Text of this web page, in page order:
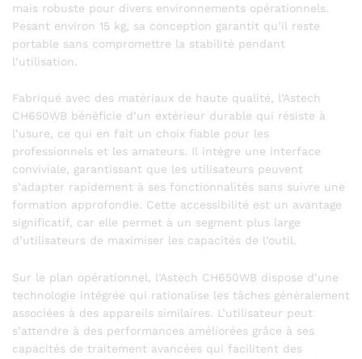
mais robuste pour divers environnements opérationnels.
Pesant environ 15 kg, sa conception garantit qu’il reste
portable sans compromettre la stabilité pendant
l’utilisation.
Fabriqué avec des matériaux de haute qualité, l’Astech
CH650WB bénéficie d’un extérieur durable qui résiste à
l’usure, ce qui en fait un choix fiable pour les
professionnels et les amateurs. Il intègre une interface
conviviale, garantissant que les utilisateurs peuvent
s’adapter rapidement à ses fonctionnalités sans suivre une
formation approfondie. Cette accessibilité est un avantage
significatif, car elle permet à un segment plus large
d’utilisateurs de maximiser les capacités de l’outil.
Sur le plan opérationnel, l’Astech CH650WB dispose d’une
technologie intégrée qui rationalise les tâches généralement
associées à des appareils similaires. L’utilisateur peut
s’attendre à des performances améliorées grâce à ses
capacités de traitement avancées qui facilitent des